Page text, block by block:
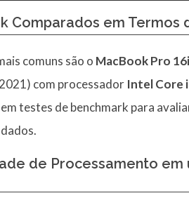
Comparados em Termos
comuns são o MacBook Pro
com processador Intel Core
testes de benchmark para
de Processamento em